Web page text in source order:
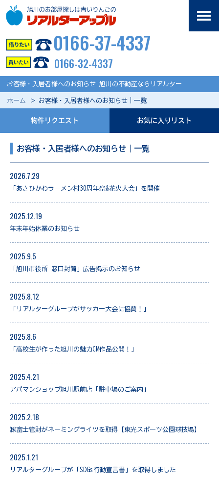
0166-37-4337
0166-32-4337
お客様・入居者様へのお知らせ 旭川の不動産ならリアルター
ホーム お客様・入居者様へのお知らせ｜一覧
物件リクエスト お気に入りリスト
お客様・入居者様へのお知らせ｜一覧
2026.7.29
「あさひかわラーメン村30周年祭&花火大会」を開催
2025.12.19
年末年始休業のお知らせ
2025.9.5
「旭川市役所 窓口封筒」広告掲示のお知らせ
2025.8.12
「リアルターグループがサッカー大会に協賛！」
2025.8.6
「高校生が作った旭川の魅力CM作品公開！」
2025.4.21
アパマンショップ旭川駅前店「駐車場のご案内」
2025.2.18
㈱富士管財がネーミングライツを取得【東光スポーツ公園球技場】
2025.1.21
リアルターグループが「SDGs行動宣言書」を取得しました